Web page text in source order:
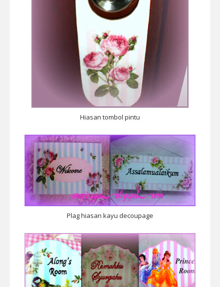
Hiasan tombol pintu
Plag hiasan kayu decoupage